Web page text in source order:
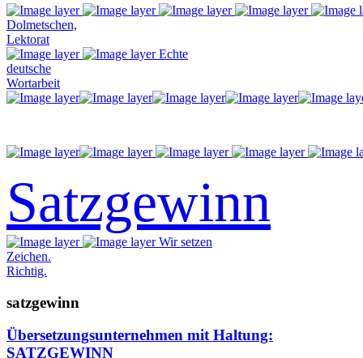
Dolmetschen,
Lektorat
Echte
deutsche
Wortarbeit
Satzgewinn
Wir setzen
Zeichen.
Richtig.
satzgewinn
Übersetzungsunternehmen mit Haltung:
SATZGEWINN